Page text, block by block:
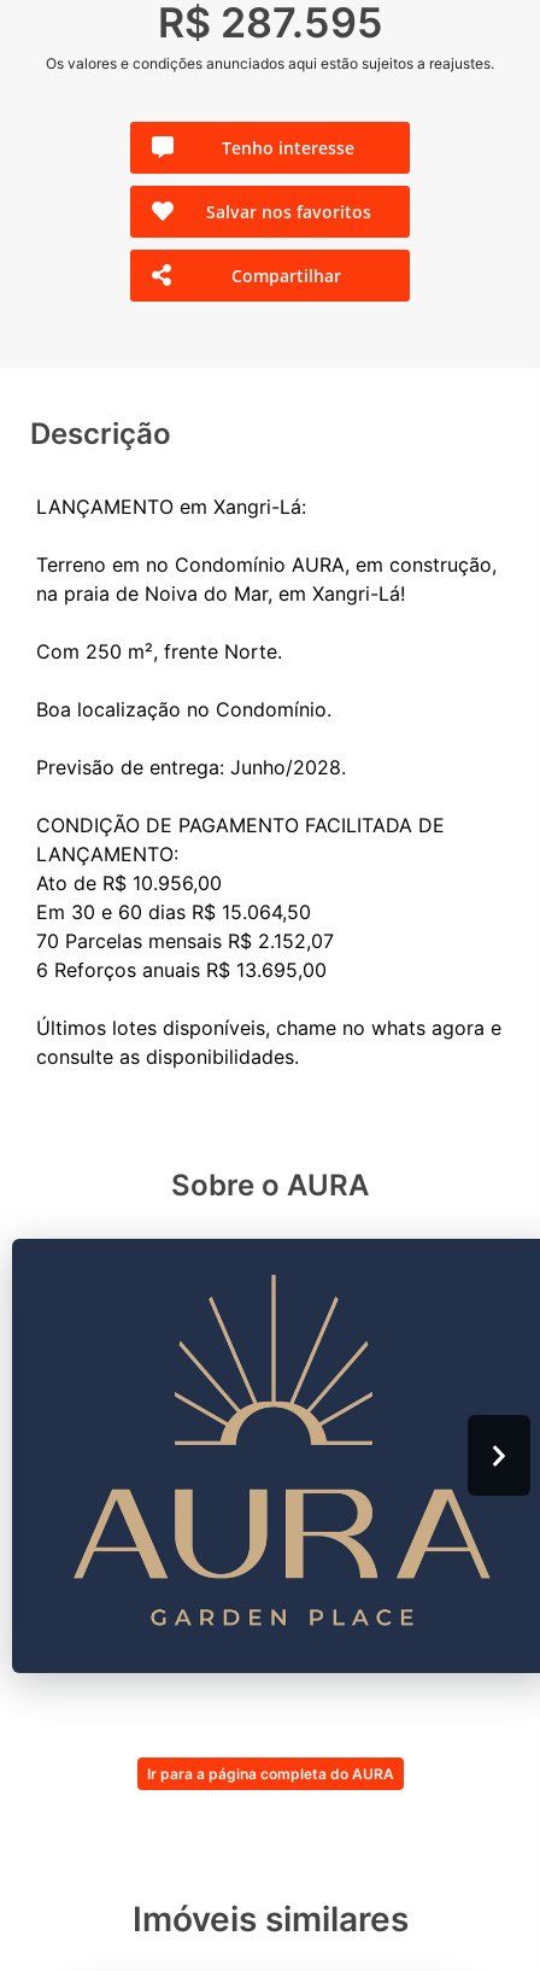
R$ 287.595
Os valores e condições anunciados aqui estão sujeitos a reajustes.
Tenho interesse
Salvar nos favoritos
Compartilhar
Descrição
LANÇAMENTO em Xangri-Lá:
Terreno em no Condomínio AURA, em construção,
na praia de Noiva do Mar, em Xangri-Lá!
Com 250 m², frente Norte.
Boa localização no Condomínio.
Previsão de entrega: Junho/2028.
CONDIÇÃO DE PAGAMENTO FACILITADA DE
LANÇAMENTO:
Ato de R$ 10.956,00
Em 30 e 60 dias R$ 15.064,50
70 Parcelas mensais R$ 2.152,07
6 Reforços anuais R$ 13.695,00
Últimos lotes disponíveis, chame no whats agora e
Sobre o AURA
Ir para a página completa do AURA
Imóveis similares